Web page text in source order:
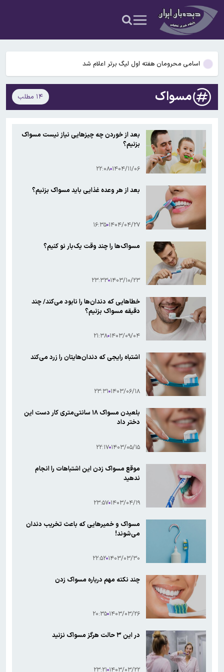
حرف بزند
برآورد خسارت‌های جنگ انجام و به دولت اعلام شده است
وزیر خارجه پاکستان درباره توافق مکه با عراقچی گفتگو کرد
اسامی محرومان هفته اول لیگ برتر اعلام شد
اسامی محرومان هفته اول لیگ برتر اعلام شد
رجایی: هرکس که خبری به او رسیده، نیازی نیست در مورد وقایع جنگ
برآورد خسارت‌های جنگ انجام و به دولت اعلام شده است
وزیر خارجه پاکستان درباره توافق مکه با عراقچی گفتگو کرد
مسواک ۱۴ مطلب
بعد از خوردن چه چیزهایی نیاز نیست مسواک
بزنیم؟
۱۴۰۴/۱۱/۰۶ ۲۲:۰۸
بعد از هر وعده غذایی باید مسواک بزنیم؟
۱۴۰۴/۰۴/۲۷ ۱۶:۳۵
مسواک‌ها را چند وقت یک‌بار نو کنیم؟
۱۴۰۳/۱۰/۲۳ ۲۳:۳۳
خطاهایی که دندان‌ها را نابود می‌کند/ چند
دقیقه مسواک بزنیم؟
۱۴۰۳/۰۹/۰۴ ۲۱:۳۸
اشتباه رایجی که دندان‌هایتان را زرد می‌کند
۱۴۰۳/۰۶/۱۸ ۲۳:۳۱
بلعیدن مسواک ۱۸ سانتی‌متری کار دست این
دختر داد
۱۴۰۳/۰۵/۱۵ ۲۲:۱۷
موقع مسواک زدن این اشتباهات را انجام
ندهید
۱۴۰۳/۰۴/۱۹ ۲۳:۵۷
مسواک و خمیرهایی که باعث تخریب دندان
می‌شوند!
۱۴۰۳/۰۳/۳۰ ۲۲:۵۲
چند نکته مهم درباره مسواک زدن
۱۴۰۳/۰۳/۲۶ ۲۰:۳۵
در این ۳ حالت هرگز مسواک نزنید
۱۴۰۳/۰۳/۲۲ ۲۳:۲۱